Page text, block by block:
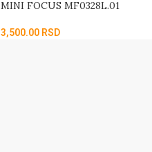
MINI FOCUS MF0328L.01
3,500.00 RSD